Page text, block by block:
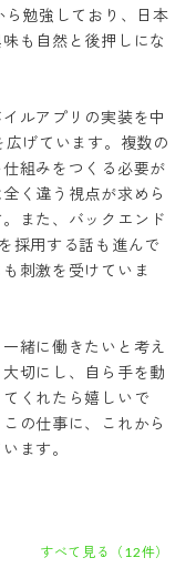
勉強しており、日本
も自然と後押しにな
ルアプリの実装を中
げています。複数の
組みをつくる必要が
く違う視点が求めら
また、バックエンド
採用する話も進んで
刺激を受けていま
緒に働きたいと考え
切にし、自ら手を動
くれたら嬉しいで
の仕事に、これから
すべて見る（ 12件）